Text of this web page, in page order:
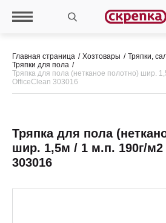
Главная страница Хозтовары
Тряпки,
Тряпки для пола
Тряпка для пола (нетканое полотно) шир.
OfficeClean 303016
Тряпка для пола
шир. 1,5м / 1 м.п. 190г/м2
303016